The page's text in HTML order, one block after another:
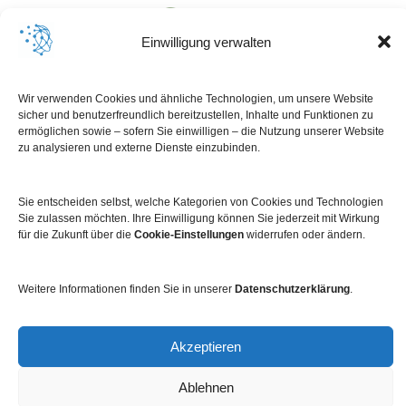
Einwilligung verwalten
Wir verwenden Cookies und ähnliche Technologien, um unsere Website
sicher und benutzerfreundlich bereitzustellen, Inhalte und Funktionen zu
ermöglichen sowie – sofern Sie einwilligen – die Nutzung unserer Website
zu analysieren und externe Dienste einzubinden.
Sie entscheiden selbst, welche Kategorien von Cookies und Technologien
Sie zulassen möchten. Ihre Einwilligung können Sie jederzeit mit Wirkung
für die Zukunft über die Cookie-Einstellungen widerrufen oder ändern.
Weitere Informationen finden Sie in unserer Datenschutzerklärung.
Akzeptieren
Ablehnen
© 2026 Dabei.digital. Created with